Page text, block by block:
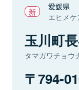
愛媛県
エヒメケ
玉川町
タマガワチョウ
794-